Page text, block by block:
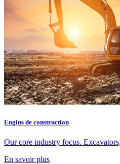
Engins de construction
Our core industry focus.
En savoir plus